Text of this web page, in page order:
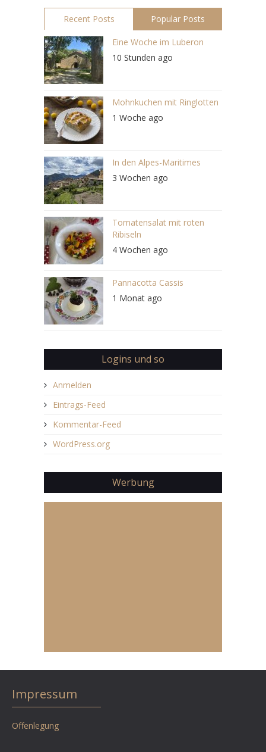
Recent Posts Popular Posts
Eine Woche im Luberon
10 Stunden ago
Mohnkuchen mit Ringlotten
1 Woche ago
In den Alpes-Maritimes
3 Wochen ago
Tomatensalat mit roten
Ribiseln
4 Wochen ago
Pannacotta Cassis
1 Monat ago
Logins und so
Anmelden
Eintrags-Feed
Kommentar-Feed
WordPress.org
Werbung
Impressum
Offenlegung